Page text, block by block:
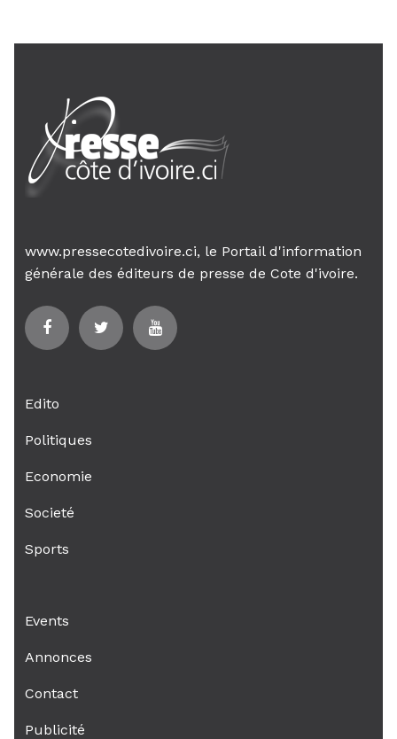
www.pressecotedivoire.ci, le Portail d'information
générale des éditeurs de presse de Cote d'ivoire.
Edito
Politiques
Economie
Societé
Sports
Events
Annonces
Contact
Publicité